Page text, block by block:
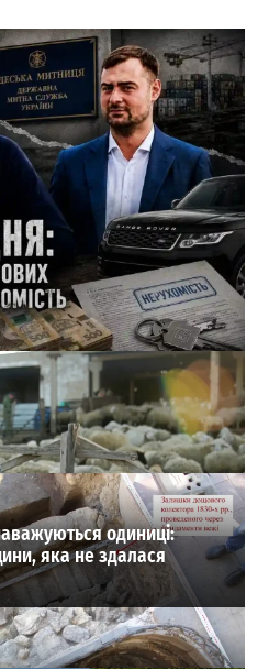
які подарунки
Одеської митниці
1
одиниці:
яка не здалася